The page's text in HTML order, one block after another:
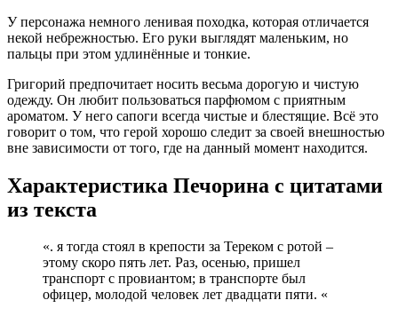
У персонажа немного ленивая походка, которая отличается
некой небрежностью. Его руки выглядят маленьким, но
пальцы при этом удлинённые и тонкие.
Григорий предпочитает носить весьма дорогую и чистую
одежду. Он любит пользоваться парфюмом с приятным
ароматом. У него сапоги всегда чистые и блестящие. Всё это
говорит о том, что герой хорошо следит за своей внешностью
вне зависимости от того, где на данный момент находится.
Характеристика Печорина с цитатами
из текста
«. я тогда стоял в крепости за Тереком с ротой –
этому скоро пять лет. Раз, осенью, пришел
транспорт с провиантом; в транспорте был
офицер, молодой человек лет двадцати пяти. «